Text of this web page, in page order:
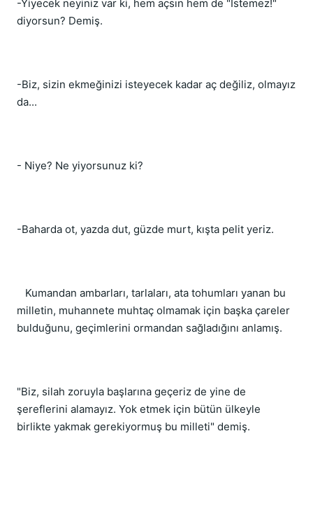
-Yiyecek neyiniz var ki, hem açsın hem de "İstemez!"
diyorsun? Demiş.
-Biz, sizin ekmeğinizi isteyecek kadar aç değiliz, olmayız
da...
- Niye? Ne yiyorsunuz ki?
-Baharda ot, yazda dut, güzde murt, kışta pelit yeriz.
Kumandan ambarları, tarlaları, ata tohumları yanan bu
milletin, muhannete muhtaç olmamak için başka çareler
bulduğunu, geçimlerini ormandan sağladığını anlamış.
"Biz, silah zoruyla başlarına geçeriz de yine de
şereflerini alamayız. Yok etmek için bütün ülkeyle
birlikte yakmak gerekiyormuş bu milleti" demiş.